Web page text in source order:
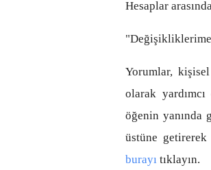
Hesaplar
Yorumlar,
olarak
öğenin yanında
üstüne
burayı tıklayın.